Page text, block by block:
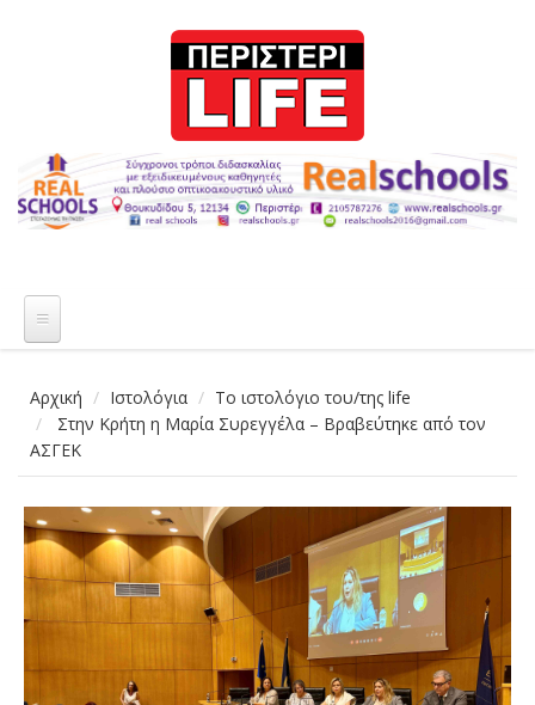
Αρχική Ιστολόγια
Το ιστολόγιο του/της life
Στην Κρήτη η Μαρία Συρεγγέλα – Βραβεύτηκε από τον
ΑΣΓΕΚ